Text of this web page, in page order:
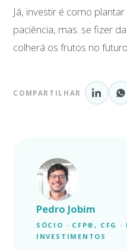
Já, investir é como
paciência, mas. se fizer
colherá os frutos no
COMPARTILHAR
Pedro Jobim
SÓCIO · CFP®, CFG ·
INVESTIMENTOS